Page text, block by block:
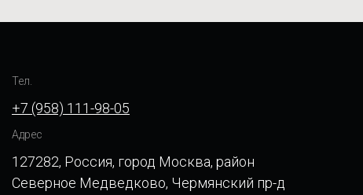
Тел.
+7 (958) 111-98-05
Адрес
127282, Россия, город Москва, район
Северное Медведково, Чермянский пр-д